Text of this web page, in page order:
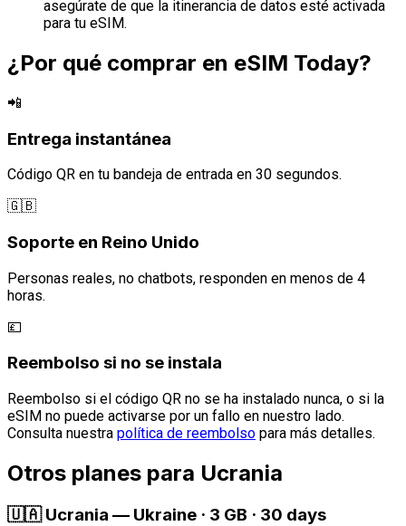
asegúrate de que la itinerancia de datos esté activada
para tu eSIM.
¿Por qué comprar en eSIM Today?
📲
Entrega instantánea
Código QR en tu bandeja de entrada en 30 segundos.
🇬🇧
Soporte en Reino Unido
Personas reales, no chatbots, responden en menos de 4
horas.
💷
Reembolso si no se instala
Reembolso si el código QR no se ha instalado nunca, o si la
eSIM no puede activarse por un fallo en nuestro lado.
Consulta nuestra política de reembolso para más detalles.
Otros planes para Ucrania
🇺🇦 Ucrania — Ukraine · 3 GB · 30 days